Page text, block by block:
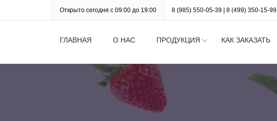
Открыто сегодня с 09:00 до 19:00 8 (985) 550-05-39 8 (499) 350-15-99
ГЛАВНАЯ О НАС ПРОДУКЦИЯ КАК ЗАКАЗАТЬ